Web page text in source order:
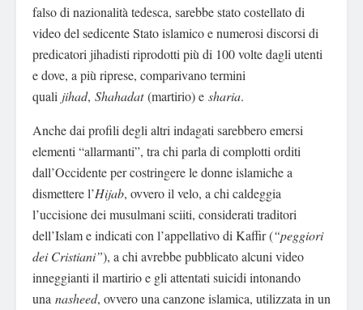
falso di nazionalità tedesca, sarebbe stato costellato di
video del sedicente Stato islamico e numerosi discorsi di
predicatori jihadisti riprodotti più di 100 volte dagli utenti
e dove, a più riprese, comparivano termini
quali jihad, Shahadat(martirio) e sharia.
Anche dai profili degli altri indagati sarebbero emersi
elementi “allarmanti”, tra chi parla di complotti orditi
dall’Occidente per costringere le donne islamiche a
dismettere l’Hijab, ovvero il velo, a chi caldeggia
l’uccisione dei musulmani sciiti, considerati traditori
dell’Islam e indicati con l’appellativo di Kaffir (“peggiori
dei Cristiani”), a chi avrebbe pubblicato alcuni video
inneggianti il martirio e gli attentati suicidi intonando
una nasheed, ovvero una canzone islamica, utilizzata in un